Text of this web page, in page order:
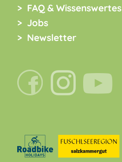
FAQ & Wissenswertes
Jobs
Newsletter